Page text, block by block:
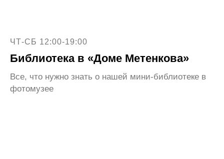
ЧТ-СБ 12:00-19:00
Библиотека в «Доме Метенкова»
Все, что нужно знать о нашей мини-библиотеке в
фотомузее